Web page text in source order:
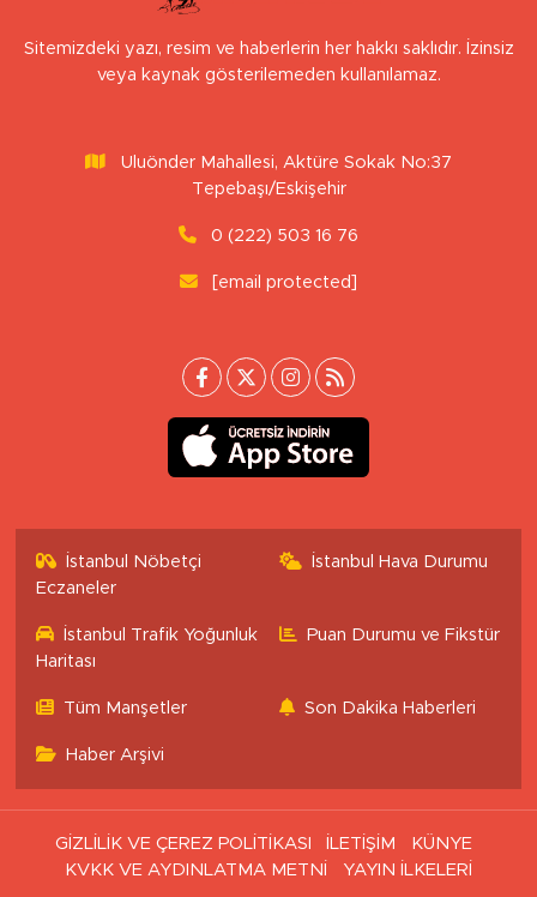
Sitemizdeki yazı, resim ve haberlerin her hakkı saklıdır. İzinsiz
veya kaynak gösterilemeden kullanılamaz.
Uluönder Mahallesi, Aktüre Sokak No:37
Tepebaşı/Eskişehir
0 (222) 503 16 76
[email protected]
İstanbul Nöbetçi
Eczaneler
İstanbul Hava Durumu
İstanbul Trafik Yoğunluk
Haritası
Puan Durumu ve Fikstür
Tüm Manşetler Son Dakika Haberleri
Haber Arşivi
GİZLİLİK VE ÇEREZ POLİTİKASI İLETİŞİM
KÜNYE
KVKK VE AYDINLATMA METNİ
YAYIN İLKELERİ